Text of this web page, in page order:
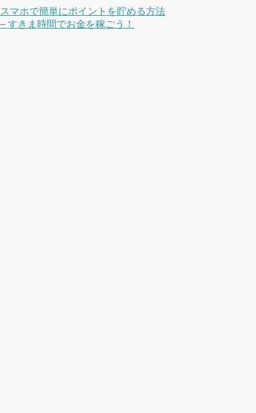
スマホで簡単にポイントを貯める方法
– すきま時間でお金を稼ごう！